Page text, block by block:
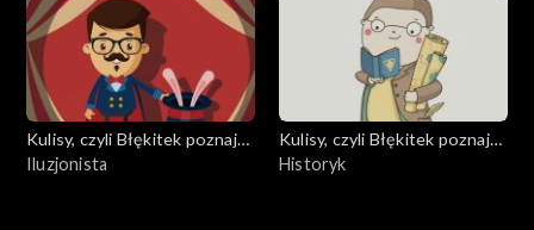
Kulisy, czyli Błękitek poznaje
zawody
Iluzjonista
Kulisy, czyli Błękitek poznaje
zawody
Historyk